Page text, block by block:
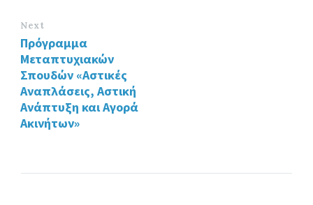
Next
Πρόγραμμα
Μεταπτυχιακών
Σπουδών «Αστικές
Αναπλάσεις, Αστική
Ανάπτυξη και Αγορά
Ακινήτων»